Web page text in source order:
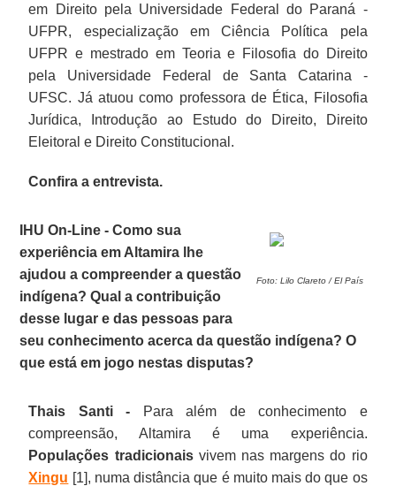
em Direito pela Universidade Federal do Paraná -
UFPR, especialização em Ciência Política pela
UFPR e mestrado em Teoria e Filosofia do Direito
pela Universidade Federal de Santa Catarina -
UFSC. Já atuou como professora de Ética, Filosofia
Jurídica, Introdução ao Estudo do Direito, Direito
Eleitoral e Direito Constitucional.
Confira a entrevista.
Foto: Lilo Clareto / El País
IHU On-Line - Como sua
experiência em Altamira lhe
ajudou a compreender a questão
indígena? Qual a contribuição
desse lugar e das pessoas para
seu conhecimento acerca da questão indígena? O
que está em jogo nestas disputas?
Thais Santi - Para além de conhecimento e
compreensão, Altamira é uma experiência.
Populações tradicionaisvivem nas margens do rio
Xingu [1], numa distância que é muito mais do que os